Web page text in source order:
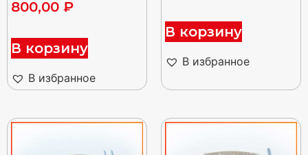
800,00 ₽
В корзину
В избранное
В корзину
В избранное